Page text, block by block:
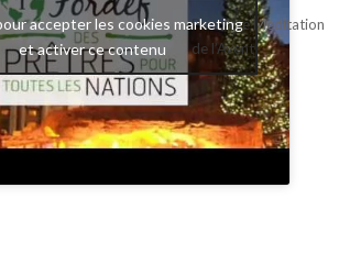
Première Méditation
de l’Avent
accepter les cookies marketing
et activer ce contenu